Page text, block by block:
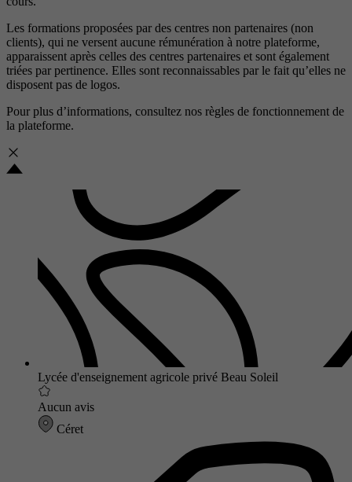
Les formations proposées par des centres non partenaires (non
clients), qui ne versent aucune rémunération à notre plateforme,
apparaissent après celles des centres partenaires et sont également
triées par pertinence. Elles sont reconnaissables par le fait qu’elles ne
disposent pas de logos.
Pour plus d’informations, consultez nos règles de fonctionnement de
la plateforme.
Lycée d'enseignement agricole privé Beau Soleil
Aucun avis
Céret